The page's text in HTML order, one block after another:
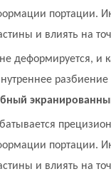
портации.
и влиять на
деформируется, и
портации.
и влиять на